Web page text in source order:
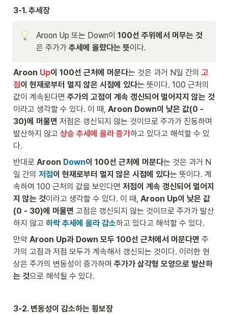
거
}
xt
co
lo
r{
re
d
}
{
\t
ex
t{
N
}
}
\t
ex
t{
일
중
고
점
으
터
}
-
ex
}
\s
p
ac
e\
te
xt
co
lo
r{
re
d
}
{
\t
ex
t{
N
}
}
\t
ex
중
o
n
o
o
n
D
o
w
n
}
3-1. 추세장
Aroon Up 또는 Down이 100선 주위에서 머무는 것
은 주가가 추세에 올랐다는 뜻이다.
Aroon Up이 100선 근처에 머문다는 것은 과거 N일 간의 고
점이 현재로부터 멀지 않은 시점에 있다는 뜻이다. 100 근처의
값이 계속된다면 주가의 고점이 계속 갱신되어 멀어지지 않는 것
이라고 생각할 수 있다. 이 때, Aroon Down이 낮은 값(0 -
30)에 머물면 저점은 갱신되지 않는 것이므로 주가가 진동하며
발산하지 않고 상승 추세에 올라 증가하고 있다고 해석할 수 있
다.
반대로 Aroon Down이 100선 근처에 머문다는 것은 과거 N
일 간의 저점이 현재로부터 멀지 않은 시점에 있다는 뜻이다. 계
속하여 100 근처의 값을 보인다면 저점이 계속 갱신되어 멀어지
지 않는 것이라고 생각할 수 있다. 이 때, Aroon Up이 낮은 값
(0 - 30)에 머물면 고점은 갱신되지 않는 것이므로 주가가 발산
하지 않고 하락 추세에 올라 감소하고 있다고 해석할 수 있다.
만약 Aroon Up과 Down 모두 100선 근처에서 머문다면 주
가의 고점과 저점 모두가 계속해서 갱신되는 것이다. 이러한 현
상은 주가의 변동성이 증가하며 주가가 삼각형 모양으로 발산하
는 것으로 해석될 수 있다.
3-2. 변동성이 감소하는 횡보장